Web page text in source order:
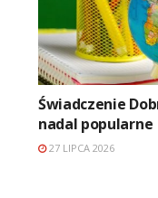
Świadczenie
nadal popularne
27 LIPCA 2026